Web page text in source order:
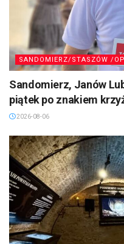
SANDOMIERZ/STASZÓW /
Sandomierz, Janów
piątek po znakiem
2026-08-06